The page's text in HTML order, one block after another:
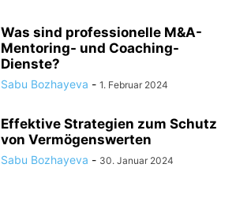
Was sind professionelle M&A-
Mentoring- und Coaching-
Dienste?
Sabu Bozhayeva - 1. Februar 2024
Effektive Strategien zum Schutz
von Vermögenswerten
Sabu Bozhayeva - 30. Januar 2024